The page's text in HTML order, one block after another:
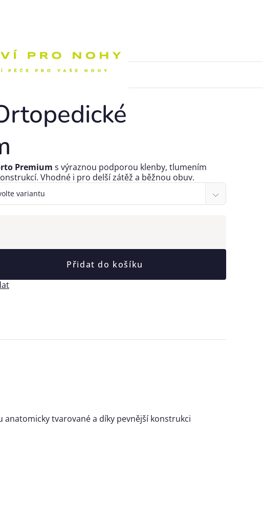
Přidat do košíku
Premium s výraznou podporou klenby, tlumením
Vhodné i pro delší zátěž a běžnou obuv.
tvarované a díky pevnější konstrukci